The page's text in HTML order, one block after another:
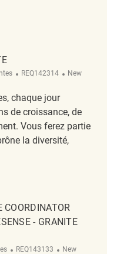
ReqId
REQ142314 Emplacement
New
chaque jour
de croissance, de
Vous ferez partie
la diversité,
REQ142314
COORDINATOR
- GRANITE
ReqId
REQ143133 Emplacement
New